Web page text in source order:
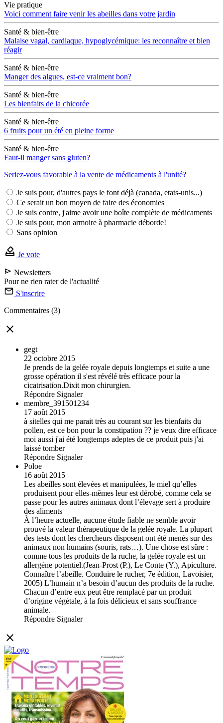
Vie pratique
Voici comment faire venir les abeilles dans votre jardin
Santé & bien-être
Malaise vagal, cardiaque, hypoglycémique: les reconnaître et bien
réagir
Santé & bien-être
Manger des algues, est-ce vraiment bon?
Santé & bien-être
Les bienfaits de la chicorée
Santé & bien-être
6 fruits pour un été en pleine forme
Santé & bien-être
Faut-il manger sans gluten?
Seriez-vous favorable à la vente de médicaments à l'unité?
Je suis pour, d'autres pays le font déjà (canada, etats-unis...)
Ce serait un bon moyen de faire des économies
Je suis contre, j'aime avoir une boîte complète de médicaments
Je suis pour, mon armoire à pharmacie déborde!
Sans opinion
Je vote
Newsletters
Pour ne rien rater de l'actualité
S'inscrire
Commentaires (3)
gegt
22 octobre 2015
Je prends de la gelée royale depuis longtemps et suite a une
grosse opération il s'est révélé très efficace pour la
cicatrisation.Dixit mon chirurgien.
Répondre Signaler
membre_391501234
17 août 2015
à sitelles qui me parait très au courant sur les bienfaits du
pollen, est ce bon pour la constipation ?? je veux dire efficace
moi aussi j'ai été longtemps adeptes de ce produit puis j'ai
laissé tomber
Répondre Signaler
Poloe
16 août 2015
Les abeilles sont élevées et manipulées, le miel qu’elles
produisent pour elles-mêmes leur est dérobé, comme cela se
passe pour les autres animaux dont l’élevage sert à produire
des aliments
À l’heure actuelle, aucune étude fiable ne semble avoir
prouvé la valeur thérapeutique de la gelée royale. La plupart
des tests dont les chercheurs disposent ont été menés sur des
animaux non humains (souris, rats…). Une chose est sûre :
comme tous les produits de la ruche, la gelée royale est un
allergène potentiel.(Jean-Prost (P.), Le Conte (Y.), Apiculture.
Connaître l’abeille. Conduire le rucher, 7e édition, Lavoisier,
2005) L’humain n’a besoin d’aucun des produits de la ruche.
Chacun d’entre eux peut être remplacé par un produit
d’origine végétale, à la fois délicieux et sans souffrance
animale.
Répondre Signaler